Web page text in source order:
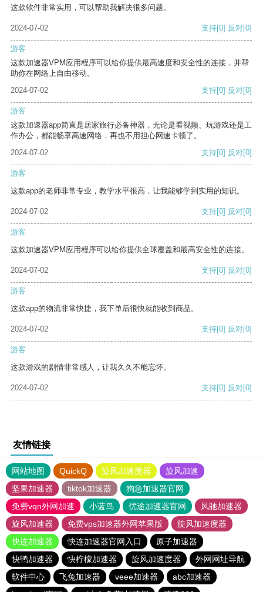
这款软件非常实用，可以帮助我解决很多问题。
2024-07-02 支持[0] 反对[0]
游客
这款加速器VPM应用程序可以给你提供最高速度和安全性的连接，并帮
助你在网络上自由移动。
2024-07-02
支持[0] 反对[0]
游客
这款加速器app简直是居家旅行必备神器，无论是看视频、玩游戏还是工
作办公，都能畅享高速网络，再也不用担心网速卡顿了。
2024-07-02
支持[0] 反对[0]
游客
这款app的老师非常专业，教学水平很高，让我能够学到实用的知识。
2024-07-02 支持[0] 反对[0]
游客
这款加速器VPM应用程序可以给你提供全球覆盖和最高安全性的连接。
2024-07-02 支持[0] 反对[0]
游客
这款app的物流非常快捷，我下单后很快就能收到商品。
2024-07-02 支持[0] 反对[0]
游客
这款游戏的剧情非常感人，让我久久不能忘怀。
2024-07-02 支持[0] 反对[0]
友情链接
网站地图 QuickQ 旋风加速度器
旋风加速
坚果加速器
tiktok加速器
狗急加速器官网
免费vqn外网加速
小蓝鸟 优途加速器官网
风驰加速器
旋风加速器
免费vps加速器外网苹果版
旋风加速度器
快连加速器
快连加速器官网入口
原子加速器
快鸭加速器
快柠檬加速器 旋风加速度器
外网网址导航
软件中心
飞兔加速器 veee加速器
abc加速器